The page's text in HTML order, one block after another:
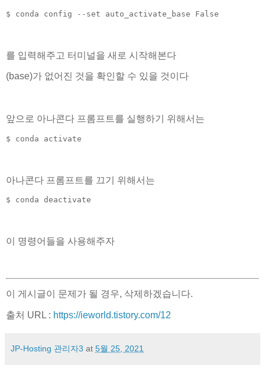
$ conda config --set auto_activate_base False
를 입력해주고 터미널을 새로 시작해본다
(base)가 없어진 것을 확인할 수 있을 것이다
앞으로 아나콘다 프롬프트를 실행하기 위해서는
$ conda activate
아나콘다 프롬프트를 끄기 위해서는
$ conda deactivate
이 명령어들을 사용해주자
이 게시글이 문제가 될 경우, 삭제하겠습니다.
출처 URL : https://ieworld.tistory.com/12
JP-Hosting 관리자3 at 5월 25, 2021